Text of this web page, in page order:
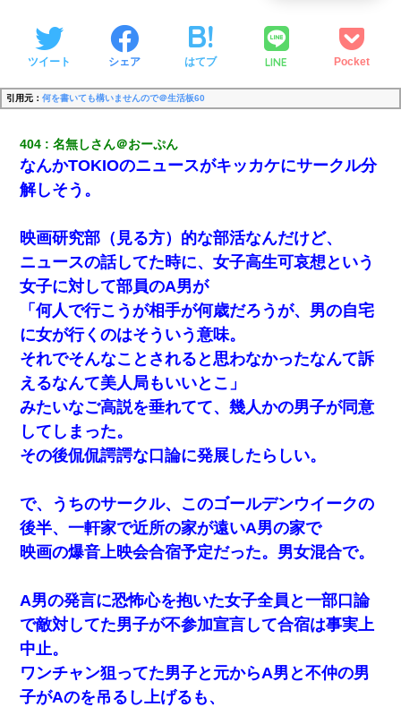
ツイート シェア はてブ LINE Pocket
引用元： 何を書いても構いませんので＠生活板60
404 名無しさん＠おーぷん
なんかTOKIOのニュースがキッカケにサークル分
解しそう。
映画研究部（見る方）的な部活なんだけど、
ニュースの話してた時に、女子高生可哀想という
女子に対して部員のA男が
「何人で行こうが相手が何歳だろうが、男の自宅
に女が行くのはそういう意味。
それでそんなことされると思わなかったなんて訴
えるなんて美人局もいいとこ」
みたいなご高説を垂れてて、幾人かの男子が同意
してしまった。
その後侃侃諤諤な口論に発展したらしい。
で、うちのサークル、このゴールデンウイークの
後半、一軒家で近所の家が遠いA男の家で
映画の爆音上映会合宿予定だった。男女混合で。
A男の発言に恐怖心を抱いた女子全員と一部口論
で敵対してた男子が不参加宣言して合宿は事実上
中止。
ワンチャン狙ってた男子と元からA男と不仲の男
子がAのを吊るし上げるも、